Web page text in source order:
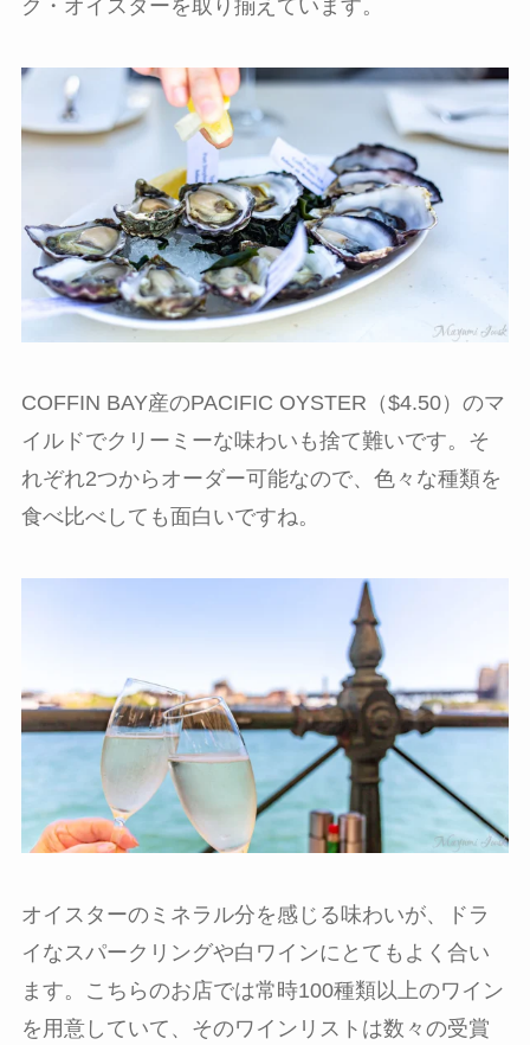
ク・オイスターを取り揃えています。
COFFIN BAY産のPACIFIC OYSTER（$4.50）のマ
イルドでクリーミーな味わいも捨て難いです。そ
れぞれ2つからオーダー可能なので、色々な種類を
食べ比べしても面白いですね。
オイスターのミネラル分を感じる味わいが、ドラ
イなスパークリングや白ワインにとてもよく合い
ます。こちらのお店では常時100種類以上のワイン
を用意していて、そのワインリストは数々の受賞